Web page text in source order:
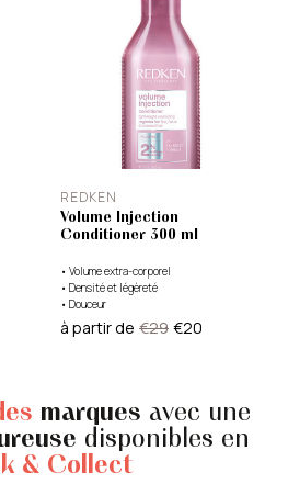
REDKEN
Volume Injection
Conditioner 300 ml
• Volume extra-corporel
• Densité et légèreté
• Douceur
à partir de €29 €20
marques avec une
disponibles en
& Collect